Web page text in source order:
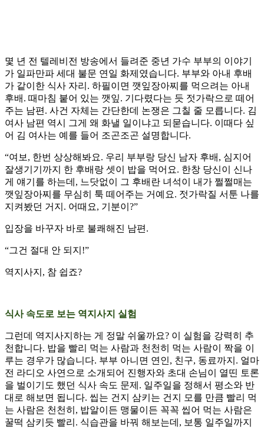
몇 년 전 텔레비전 방송에서 들려준 중년 가수 부부의 이야기
가 일파만파 세대 불문 연일 화제였습니다. 부부와 아내 후배
가 같이한 식사 자리. 하필이면 깻잎장아찌를 먹으려는 아내
후배. 때마침 붙어 있는 깻잎. 기다렸다는 듯 젓가락으로 떼어
주는 남편. 사건 자체는 간단한데 논쟁은 그칠 줄 모릅니다. 김
여사 남편 역시 그게 왜 화낼 일이냐고 되묻습니다. 이때다 싶
어 김 여사는 예를 들어 조곤조곤 설명합니다.
“여보, 한번 상상해봐요. 우리 부부랑 당신 남자 후배, 심지어
잘생기기까지 한 후배랑 셋이 밥을 먹어요. 한창 당신이 신나
게 얘기를 하는데, 느닷없이 그 후배란 녀석이 내가 쩔쩔매는
깻잎장아찌를 무심히 툭 떼어주는 거예요. 젓가락질 서툰 나를
지켜봤던 거지. 어때요, 기분이?”
입장을 바꾸자 바로 불쾌해진 남편.
“그건 절대 안 되지!”
역지사지, 참 쉽죠?
식사 속도로 보는 역지사지 실험
그런데 역지사지하는 게 정말 쉬울까요? 이 실험을 강력히 추
천합니다. 밥을 빨리 먹는 사람과 천천히 먹는 사람이 짝을 이
루는 경우가 많습니다. 부부 아니면 연인, 친구, 동료까지. 얼마
전 라디오 사연으로 소개되어 진행자와 초대 손님이 열띤 토론
을 벌이기도 했던 식사 속도 문제. 일주일을 정해서 평소와 반
대로 해보면 됩니다. 씹는 건지 삼키는 건지 모를 만큼 빨리 먹
는 사람은 천천히, 밥알이든 맹물이든 꼭꼭 씹어 먹는 사람은
꿀떡 삼키듯 빨리. 식습관을 바꿔 해보는데, 보통 일주일까지